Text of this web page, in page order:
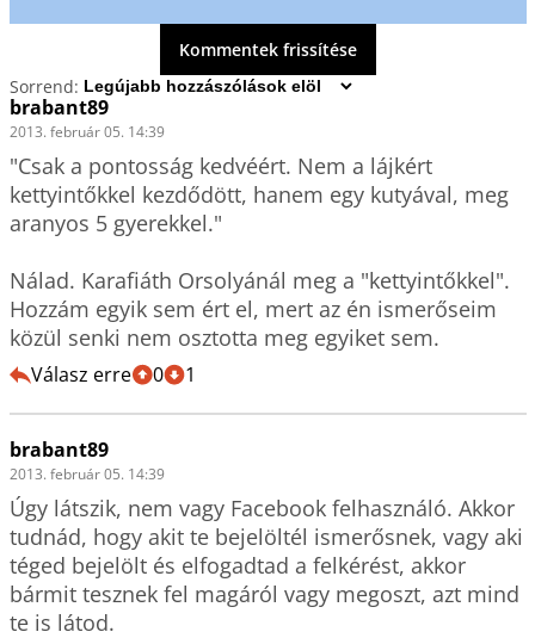
Kommentek frissítése
Sorrend:
brabant89
2013. február 05. 14:39
"Csak a pontosság kedvéért. Nem a lájkért
kettyintőkkel kezdődött, hanem egy kutyával, meg
aranyos 5 gyerekkel."
Nálad. Karafiáth Orsolyánál meg a "kettyintőkkel".
Hozzám egyik sem ért el, mert az én ismerőseim
közül senki nem osztotta meg egyiket sem.
Válasz erre 0 1
brabant89
2013. február 05. 14:39
Úgy látszik, nem vagy Facebook felhasználó. Akkor
tudnád, hogy akit te bejelöltél ismerősnek, vagy aki
téged bejelölt és elfogadtad a felkérést, akkor
bármit tesznek fel magáról vagy megoszt, azt mind
te is látod.